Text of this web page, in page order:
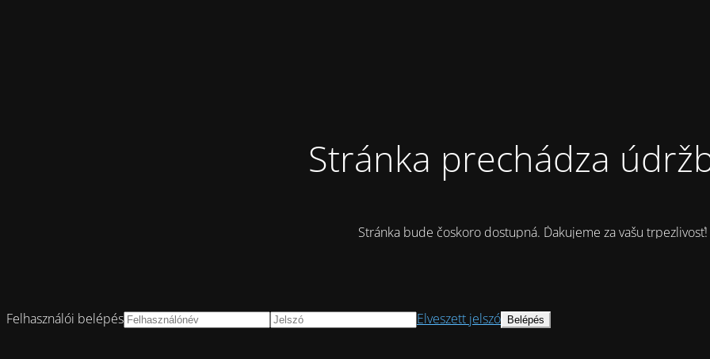
Stránka prechádza
Stránka bude čoskoro dostupná. Ďakujeme za vašu trpezlivosť!
Felhasználói belépés Elveszett jelszó